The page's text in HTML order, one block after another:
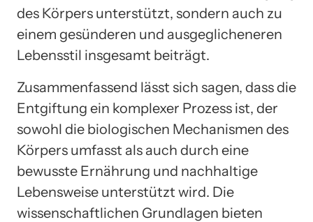
des Körpers unterstützt, sondern auch zu
einem gesünderen und ausgeglicheneren
Lebensstil insgesamt beiträgt.
Zusammenfassend lässt sich sagen, dass die
Entgiftung ein komplexer Prozess ist, der
sowohl die biologischen Mechanismen des
Körpers umfasst als auch durch eine
bewusste Ernährung und nachhaltige
Lebensweise unterstützt wird. Die
wissenschaftlichen Grundlagen bieten